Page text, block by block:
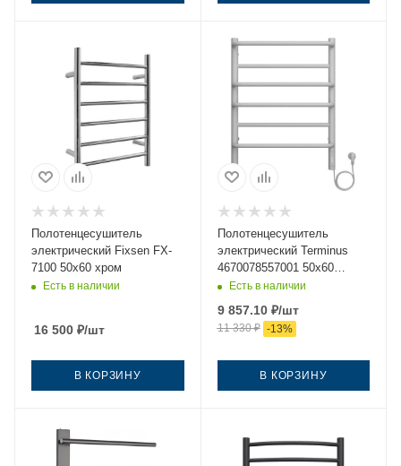
Полотенцесушитель
электрический Fixsen FX-
7100 50х60 хром
Есть в наличии
16 500 ₽/шт
В КОРЗИНУ
Полотенцесушитель
электрический Terminus
4670078557001 50х60
белый
Есть в наличии
9 857.10₽/шт
11 330₽ -13%
В КОРЗИНУ